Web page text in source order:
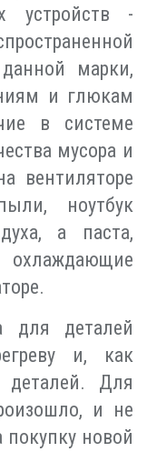
устройств -
марки,
и глюкам
в системе
мусора и
вентиляторе
ноутбук
а паста,
охлаждающие
для деталей
и, как
деталей. Для
и не
новой